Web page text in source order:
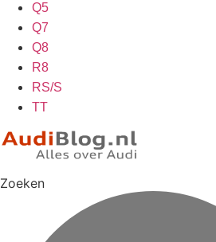
Q5
Q7
Q8
R8
RS/S
TT
Zoeken